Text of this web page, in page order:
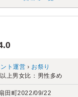
ト運営 › お祭り
上男女比： 男性多め
田町2022/09/22